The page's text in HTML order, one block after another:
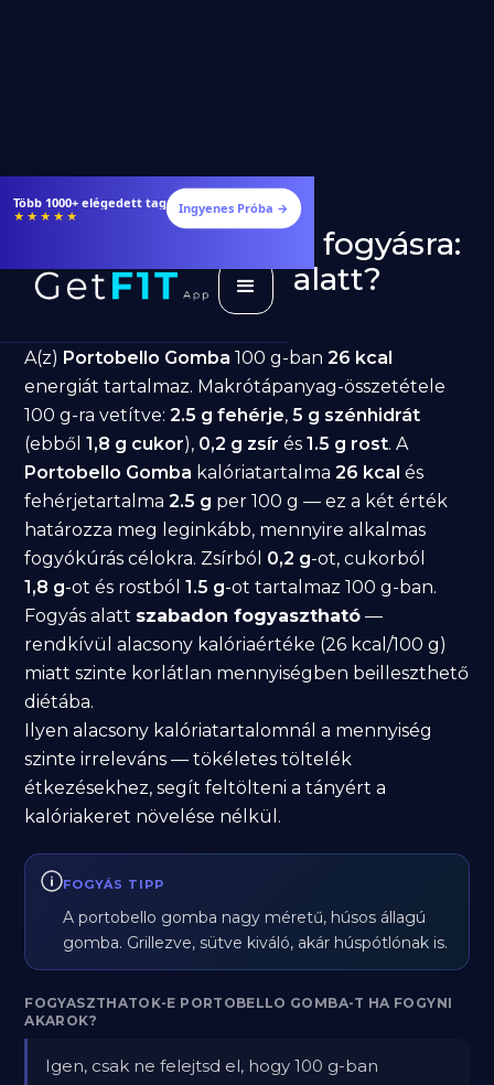
Több 1000+ elégedett tag
★★★★★ Ingyenes Próba →
Portobello Gomba fogyásra:
jó választás diéta alatt?
A(z) Portobello Gomba 100 g-ban26 kcal
energiát tartalmaz. Makrótápanyag-összetétele
100 g-ra vetítve:2.5 g fehérje,5 g szénhidrát
(ebből1,8 g cukor), 0,2 g zsír és1.5 g rost. A
Portobello Gomba kalóriatartalma26 kcal és
fehérjetartalma2.5 g per 100 g — ez a két érték
határozza meg leginkább, mennyire alkalmas
fogyókúrás célokra. Zsírból 0,2 g-ot, cukorból
1,8 g-ot és rostból1.5 g-ot tartalmaz 100 g-ban.
Fogyás alatt szabadon fogyasztható —
rendkívül alacsony kalóriaértéke (26 kcal/100 g)
miatt szinte korlátlan mennyiségben beilleszthető
diétába.
Ilyen alacsony kalóriatartalomnál a mennyiség
szinte irreleváns — tökéletes töltelék
étkezésekhez, segít feltölteni a tányért a
kalóriakeret növelése nélkül.
FOGYÁS TIPP
A portobello gomba nagy méretű, húsos állagú
gomba. Grillezve, sütve kiváló, akár húspótlónak is.
FOGYASZTHATOK-E PORTOBELLO GOMBA-T HA FOGYNI
AKAROK?
Igen, csak ne felejtsd el, hogy 100 g-ban